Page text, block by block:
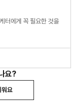
터에게 꼭 필요한 것을
요?
워요